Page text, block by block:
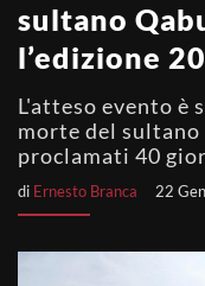
sultano
l’edizione
L'atteso evento è
morte del sultano
proclamati 40
di Ernesto Branca 22